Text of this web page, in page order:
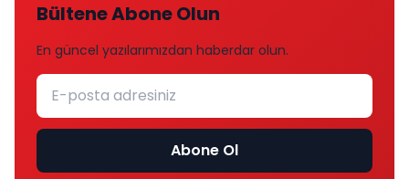
Bültene Abone Olun
En güncel yazılarımızdan haberdar olun.
Abone Ol